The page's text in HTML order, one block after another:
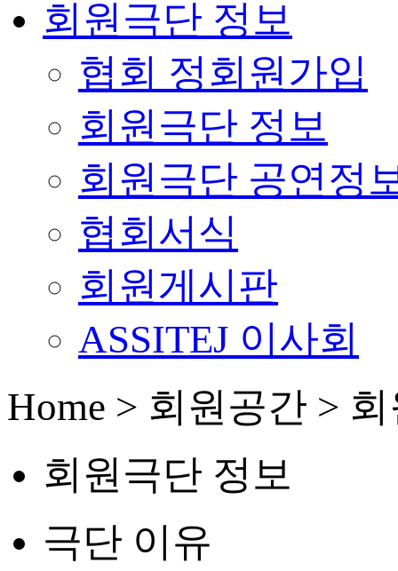
회원극단 정보
협회 정회원가입
회원극단 정보
회원극단 공연정
협회서식
회원게시판
ASSITEJ 이사회
Home > 회원공간 >
회원극단 정보
극단 이유